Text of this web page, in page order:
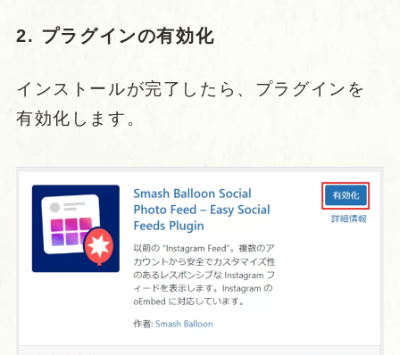
2. プラグインの有効化
インストールが完了したら、プラグインを
有効化します。